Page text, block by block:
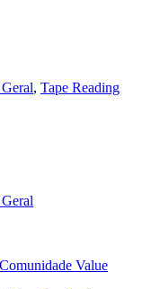
, Tape Reading